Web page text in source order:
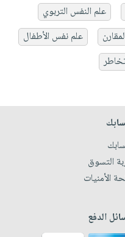
علم النفس التربوي
علم نفس الأطفال
التسوق
الأمنيات
الدفع